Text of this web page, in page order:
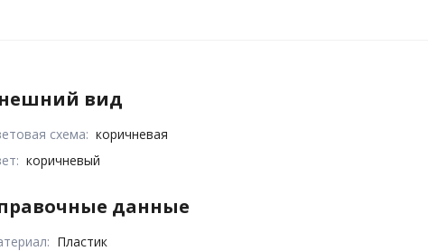
вид
схема: коричневая
коричневый
данные
Пластик